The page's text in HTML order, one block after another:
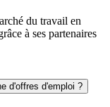
du travail en
à ses partenaires
d'offres d'emploi ?